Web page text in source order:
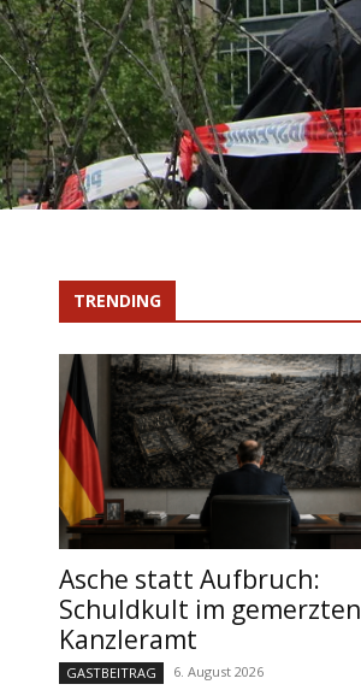
TRENDING
Asche statt Aufbruch:
Schuldkult im gemerzten
Kanzleramt
GASTBEITRAG 6. August 2026